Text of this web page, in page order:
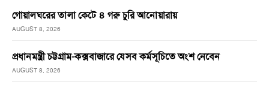
গোয়ালঘরের তালা কেটে ৪ গরু চুরি আনোয়ারায়
AUGUST 8, 2026
প্রধানমন্ত্রী চট্টগ্রাম-কক্সবাজারে যেসব কর্মসূচিতে অংশ নেবেন
AUGUST 8, 2026